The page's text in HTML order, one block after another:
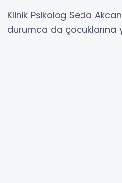
Klinik Psikolog Seda
durumda da çocuklarına